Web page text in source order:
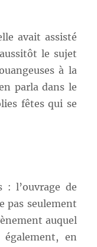
avait assisté
le sujet
à la
parla dans le
fêtes qui se
: l’ouvrage de
pas seulement
auquel
en